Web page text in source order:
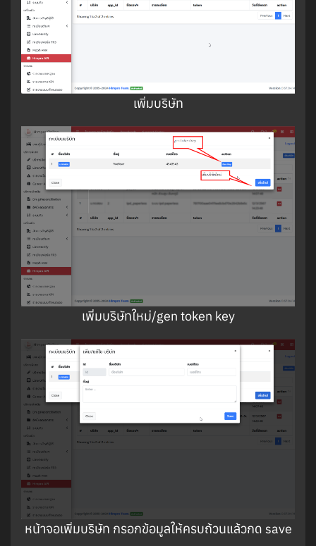
เพิ่มบริษัท
เพิ่มบริษัทใหม่/gen token key
หน้าจอเพิ่มบริษัท กรอกข้อมูลให้ครบถ้วนแล้วกด save